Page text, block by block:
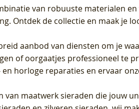
van robuuste materialen en
Ontdek de collectie en maak je
aanbod van diensten om je
of oorgaatjes professioneel te
horloge reparaties en ervaar
maatwerk sieraden die jouw